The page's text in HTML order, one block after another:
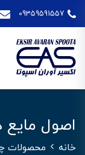
09359591557
اصول مایع
خانه محصولات